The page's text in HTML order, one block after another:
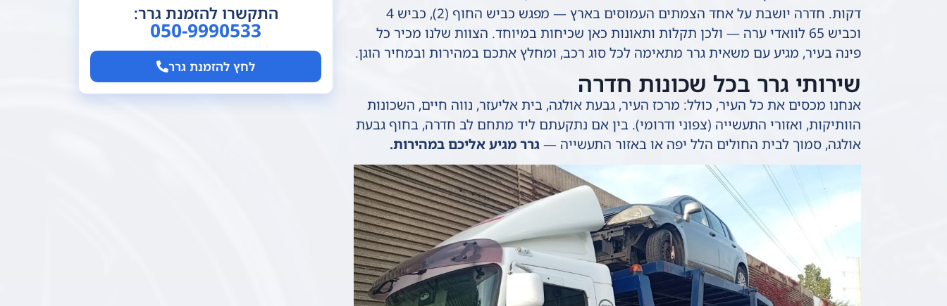
דקות. חדרה יושבת על אחד הצמתים העמוסים בארץ — מפגש כביש החוף (2), כביש 4
וכביש 65 לוואדי ערה — ולכן תקלות ותאונות כאן שכיחות במיוחד. הצוות שלנו מכיר כל
פינה בעיר, מגיע עם משאית גרר מתאימה לכל סוג רכב, ומחלץ אתכם במהירות ובמחיר הוגן.
שירותי גרר בכל שכונות חדרה
אנחנו מכסים את כל העיר, כולל: מרכז העיר, גבעת אולגה, בית אליעזר, נווה חיים, השכונות
הוותיקות, ואזורי התעשייה (צפוני ודרומי). בין אם נתקעתם ליד מתחם לב חדרה, בחוף גבעת
אולגה, סמוך לבית החולים הלל יפה או באזור התעשייה —גרר מגיע אליכם במהירות.
התקשרו להזמנת גרר:
050-9990533
לחץ להזמנת גרר